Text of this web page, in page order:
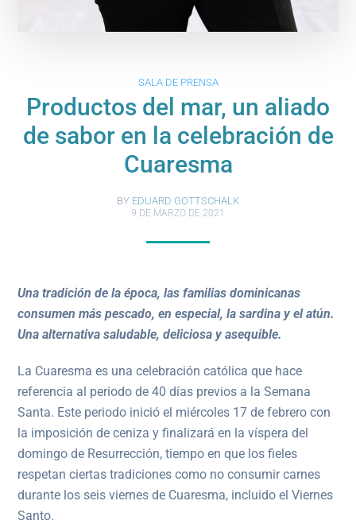
SALA DE PRENSA
Productos del mar, un aliado
de sabor en la celebración de
Cuaresma
BY EDUARD GOTTSCHALK
9 DE MARZO DE 2021
Una tradición de la época, las familias dominicanas
consumen más pescado, en especial, la sardina y el atún.
Una alternativa saludable, deliciosa y asequible.
La Cuaresma es una celebración católica que hace
referencia al periodo de 40 días previos a la Semana
Santa. Este periodo inició el miércoles 17 de febrero con
la imposición de ceniza y finalizará en la víspera del
domingo de Resurrección, tiempo en que los fieles
respetan ciertas tradiciones como no consumir carnes
durante los seis viernes de Cuaresma, incluido el Viernes
Santo.